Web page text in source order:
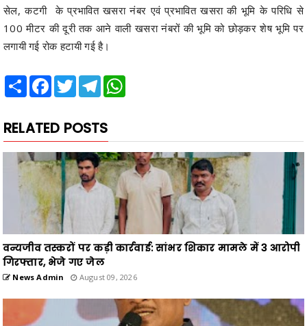
सेल, कटगी के प्रभावित खसरा नंबर एवं प्रभावित खसरा की भूमि के परिधि से
100 मीटर की दूरी तक आने वाली खसरा नंबरों की भूमि को छोड़कर शेष भूमि पर
लगायी गई रोक हटायी गई है।
Share Facebook
TwitterTelegram
RELATED POSTS
वन्यजीव तस्करों पर कड़ी कार्रवाई: सांभर शिकार मामले में 3 आरोपी
गिरफ्तार, भेजे गए जेल
News Admin August 09, 2026